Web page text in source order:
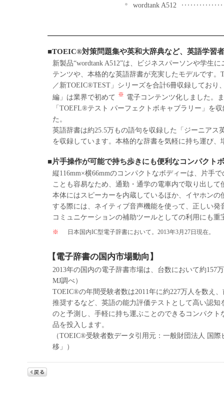
wordtank A512
■TOEIC®対策問題集や英和大辞典など、英語学習
新製品“wordtank A512”は、ビジネスパーソンや学生
テンツや、本格的な英語辞書が充実したモデルです
／新TOEIC®TEST」シリーズを合計6冊収録してお
編」は業界で初めて ※ 電子コンテンツ化しました。
「TOEFL®テスト パーフェクトボキャブラリー」を
た。
英語辞書は約25.5万もの語句を収録した「ジーニア
を収録しています。本格的な辞書を気軽に持ち運び
■片手操作が可能で持ち歩きにも便利なコンパクト
縦116mm×横66mmのコンパクトなボディーは、片手
ことも容易なため、通勤・通学の電車内で取り出し
本体にはスピーカーを内蔵しているほか、イヤホン
する際には、ネイティブ音声機能を使って、正しい
コミュニケーションの補助ツールとしての利用にも重
※ 日本国内IC型電子辞書において。2013年3月27日現在。
【電子辞書の国内市場動向】
2013年の国内の電子辞書市場は、台数において約157
MJ調べ）
TOEIC®の年間受験者数は2011年に約227万人を数え
推奨するなど、英語の能力評価テストとして高い認
のと予測し、手軽に持ち運ぶことのできるコンパク
品を投入します。
（TOEIC®受験者数データ引用元：一般財団法人 国
移」）